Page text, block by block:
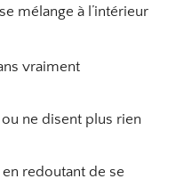
mélange à l’intérieur
vraiment
ne disent plus rien
en redoutant de se